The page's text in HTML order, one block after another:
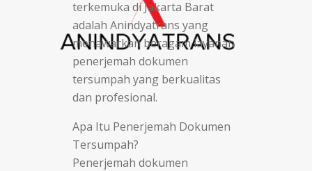
terkemuka di Jakarta Barat
adalah Anindyatrans yang
menawarkan beragam layanan
penerjemah dokumen
tersumpah yang berkualitas
dan profesional.
Apa Itu Penerjemah Dokumen
Tersumpah?
Penerjemah dokumen